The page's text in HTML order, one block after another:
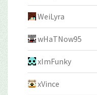
WeiLyra
wHaTNow95
xImFunky
xVince